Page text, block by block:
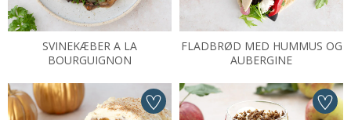
SVINEKÆBER A LA
BOURGUIGNON
FLADBRØD MED HUMMUS OG
AUBERGINE